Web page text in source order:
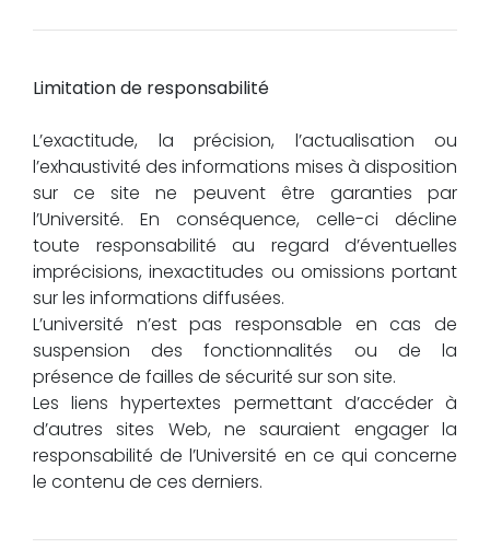
Limitation de responsabilité
L’exactitude, la précision, l’actualisation ou
l’exhaustivité des informations mises à disposition
sur ce site ne peuvent être garanties par
l’Université. En conséquence, celle-ci décline
toute responsabilité au regard d’éventuelles
imprécisions, inexactitudes ou omissions portant
sur les informations diffusées.
L’université n’est pas responsable en cas de
suspension des fonctionnalités ou de la
présence de failles de sécurité sur son site.
Les liens hypertextes permettant d’accéder à
d’autres sites Web, ne sauraient engager la
responsabilité de l’Université en ce qui concerne
le contenu de ces derniers.